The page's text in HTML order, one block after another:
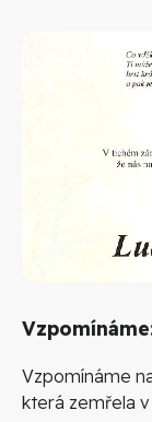
Vzpomínáme
která zemřela v